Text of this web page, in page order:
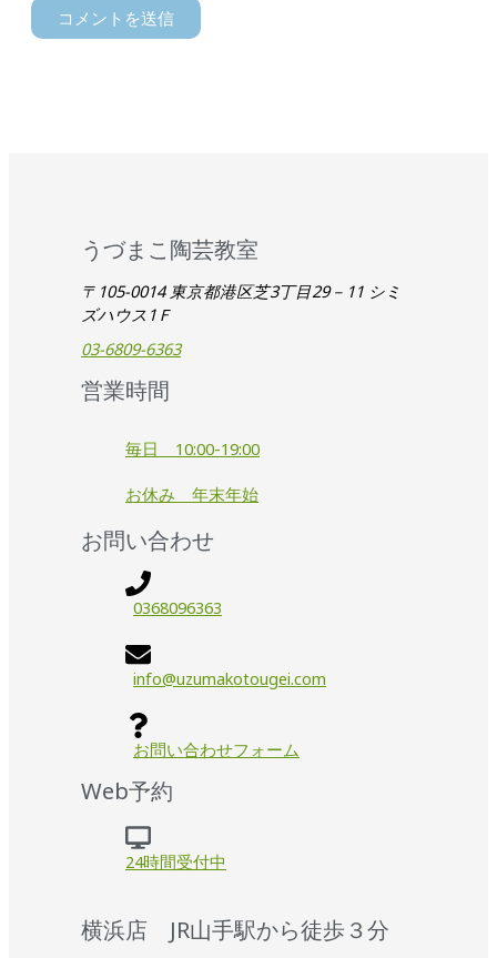
うづまこ陶芸教室
〒105-0014 東京都港区芝3丁目29－11 シミ
ズハウス1Ｆ
03-6809-6363
営業時間
毎日 10:00-19:00
お休み 年末年始
お問い合わせ
0368096363
info@uzumakotougei.com
お問い合わせフォーム
Web予約
24時間受付中
横浜店 JR山手駅から徒歩３分